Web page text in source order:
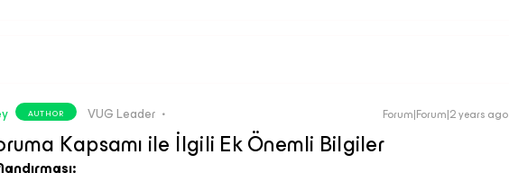
AUTHOR VUG Leader Forum|Forum|2 years ago
Kapsamı ile İlgili Ek Önemli Bilgiler